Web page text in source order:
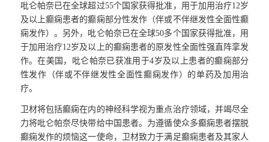
吡仑帕奈已在全球超过55个国家获得批准，用于加用治疗12岁
及以上癫痫患者的癫痫部分性发作（伴或不伴继发性全面性癫
痫发作）。另外，吡仑帕奈已在全球50多个国家获得批准，用
于加用治疗12岁及以上的癫痫患者的原发性全面性强直阵挛发
作。在美国，吡仑帕奈已获准用于4岁及以上患者的癫痫部分
性发作（伴或不伴继发性全面性癫痫发作）的单药及加用治
疗。
卫材将包括癫痫在内的神经科学视为重点治疗领域，并竭尽全
力将吡仑帕奈尽快带给中国患者。为遵循使众多癫痫患者摆脱
癫痫发作的烦恼这一使命，卫材致力于满足癫痫患者及其家人